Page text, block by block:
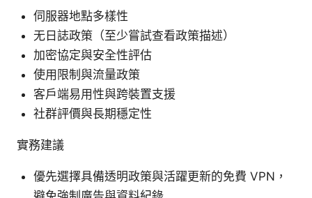
伺服器地點多樣性
无日誌政策（至少嘗試查看政策描述）
加密協定與安全性評估
使用限制與流量政策
客戶端易用性與跨裝置支援
社群評價與長期穩定性
實務建議
優先選擇具備透明政策與活躍更新的免費 VPN，